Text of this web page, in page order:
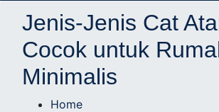
AD Studio –
Arsitek
Bersertifikasi
Jenis-Jenis Cat
Cocok untuk
Minimalis
Home